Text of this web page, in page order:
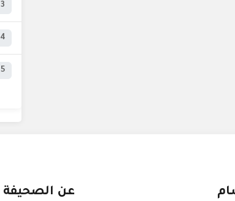
3
4
5
عن الصحيفة